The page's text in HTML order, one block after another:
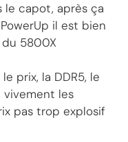
le capot, après ça
il est bien
5800X
prix, la DDR5, le
vivement les
pas trop explosif